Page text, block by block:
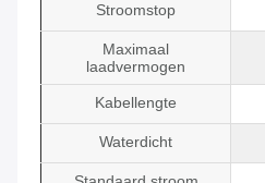
Stroomstop
Maximaal
laadvermogen
Kabellengte
Waterdicht